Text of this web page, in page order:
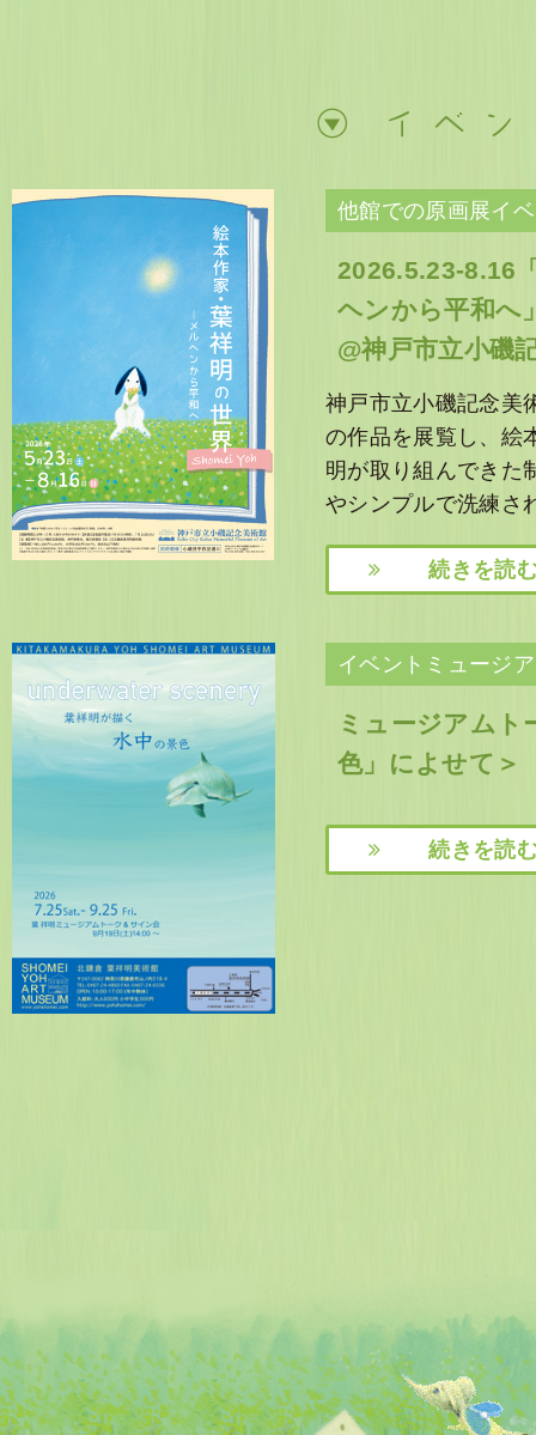
他館での原画展イ
2026.5.23-8.16
ヘンから平和へ
@神戸市立小磯
神戸市立小磯記念美
の作品を展覧し、絵
明が取り組んできた
やシンプルで洗練さ
続きを読
イベントミュージ
ミュージアムト
色」によせて＞
続きを読